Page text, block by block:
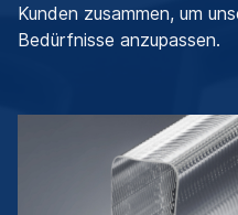
Kunden zusammen, um
Bedürfnisse anzupassen.